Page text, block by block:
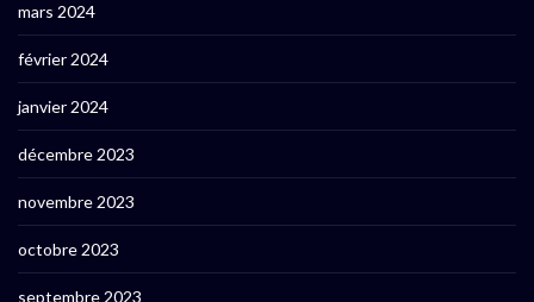
mars 2024
février 2024
janvier 2024
décembre 2023
novembre 2023
octobre 2023
septembre 2023